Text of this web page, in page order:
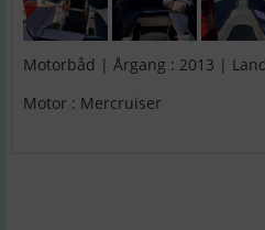
Motorbåd | Årgang : 2013 |
Motor : Mercruiser